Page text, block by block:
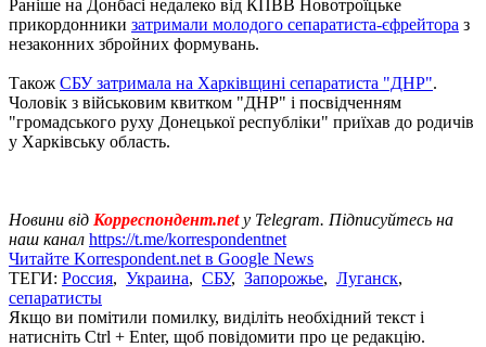
Раніше на Донбасі недалеко від КПВВ Новотроїцьке
прикордонники затримали молодого сепаратиста-єфрейтора з
незаконних збройних формувань.
Також СБУ затримала на Харківщині сепаратиста "ДНР".
Чоловік з військовим квитком "ДНР" і посвідченням
"громадського руху Донецької республіки" приїхав до родичів
у Харківську область.
Новини від Корреспондент.net у Telegram. Підписуйтесь на
наш канал https://t.me/korrespondentnet
Читайте Korrespondent.net в Google News
ТЕГИ: Россия, Украина, СБУ, Запорожье, Луганск,
сепаратисты
Якщо ви помітили помилку, виділіть необхідний текст і
натисніть Ctrl + Enter, щоб повідомити про це редакцію.